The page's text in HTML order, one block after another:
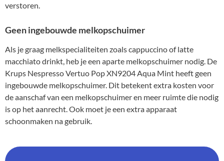
verstoren.
Geen ingebouwde melkopschuimer
Als je graag melkspecialiteiten zoals cappuccino of latte
macchiato drinkt, heb je een aparte melkopschuimer nodig. De
Krups Nespresso Vertuo Pop XN9204 Aqua Mint heeft geen
ingebouwde melkopschuimer. Dit betekent extra kosten voor
de aanschaf van een melkopschuimer en meer ruimte die nodig
is op het aanrecht. Ook moet je een extra apparaat
schoonmaken na gebruik.